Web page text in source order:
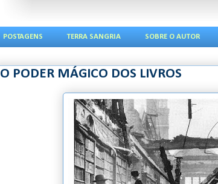
POSTAGENS TERRA SANGRIA SOBRE O AUTOR
O PODER MÁGICO DOS LIVROS